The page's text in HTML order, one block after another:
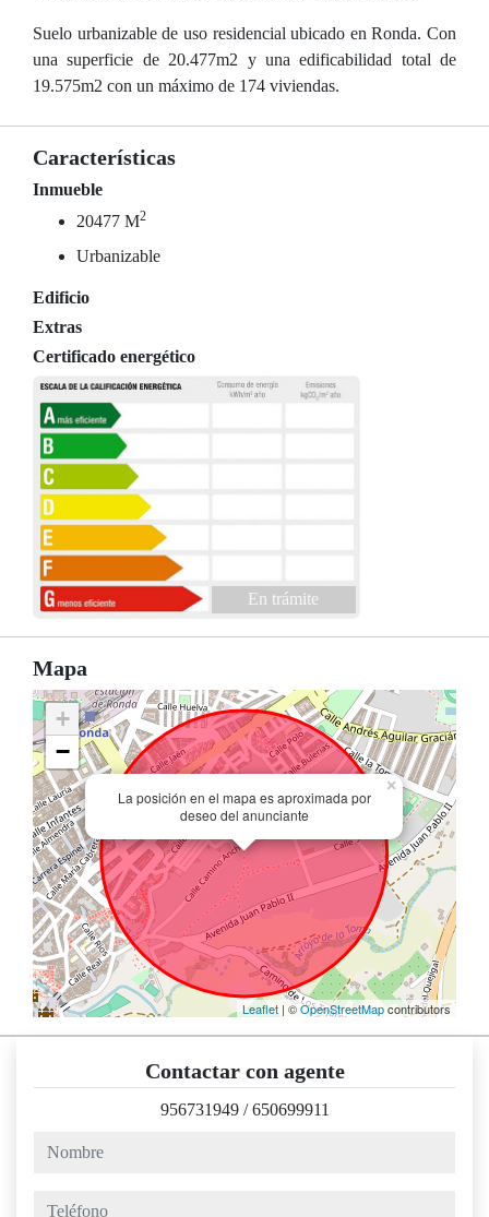
Suelo urbanizable de uso residencial ubicado en Ronda. Con
una superficie de 20.477m2 y una edificabilidad total de
19.575m2 con un máximo de 174 viviendas.
Características
Inmueble
20477 M2
Urbanizable
Edificio
Extras
Certificado energético
En trámite
Mapa
La posición en el mapa es aproximada por
deseo del anunciante
×
+
−
Leaflet | ©OpenStreetMapcontributors
Contactar con agente
956731949 /650699911
nombre
teléfono